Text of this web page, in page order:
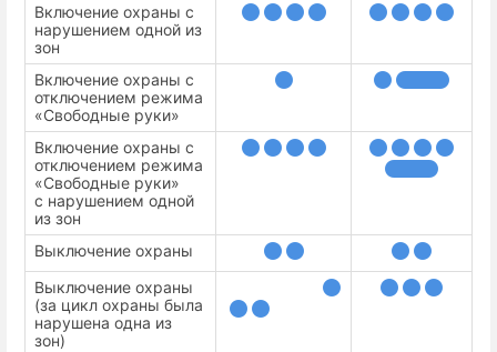
Включение охраны с
нарушением одной из
зон
Включение охраны с
отключением режима
«Свободные руки»
Включение охраны с
отключением режима
«Свободные руки»
с нарушением одной
из зон
Выключение охраны
Выключение охраны
(за цикл охраны была
нарушена одна из
зон)